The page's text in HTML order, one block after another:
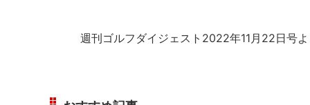
週刊ゴルフダイジェスト2022年11月22日号